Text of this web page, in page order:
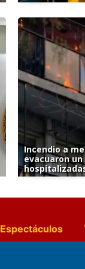
Incendio a
evacuaron
Espectáculos